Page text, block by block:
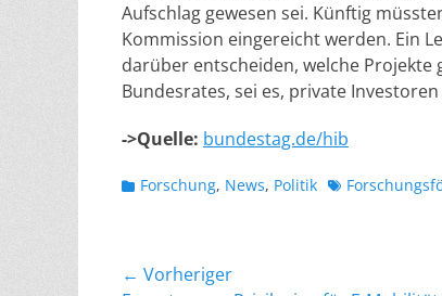
Aufschlag gewesen sei. Künftig
Kommission eingereicht werden. Ein
darüber entscheiden, welche
Bundesrates, sei es, private
->Quelle: bundestag.de/hib
Kategorien
Forschung, News, Politik Schlagworte
Beitragsnavigation
← Vorheriger